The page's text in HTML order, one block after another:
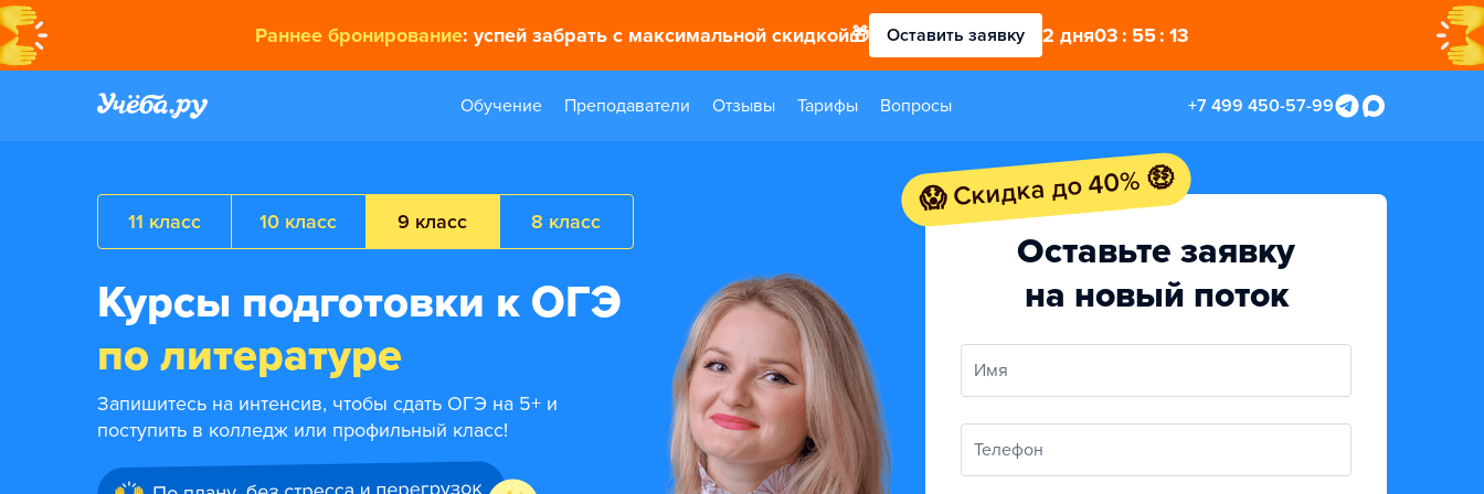
Раннее бронирование: успей забрать с максимальной скидкой🎁 Оставить заявку 2 дня03 : 55 : 12
Обучение Преподаватели Отзывы Тарифы Вопросы +7 499 450-57-99
11 класс 10 класс 9 класс 8 класс
Курсы подготовки к ОГЭ
по литературе
Запишитесь на интенсив, чтобы сдать ОГЭ на 5+ и
поступить в колледж или профильный класс!
Оставьте заявку
на новый поток
Имя
Телефон
😱 Скидка до 40% 🤑